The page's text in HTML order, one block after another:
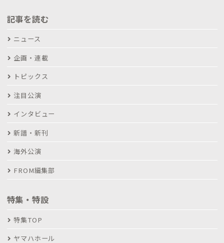
記事を読む
ニュース
企画・連載
トピックス
注目公演
インタビュー
新譜・新刊
海外公演
FROM編集部
特集・特設
特集TOP
ヤマハホール